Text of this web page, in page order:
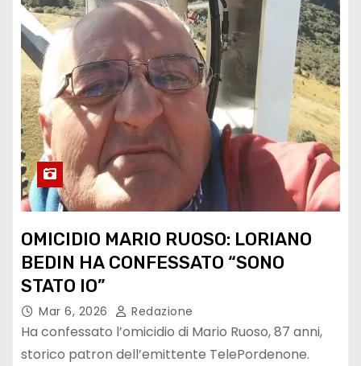
OMICIDIO MARIO RUOSO: LORIANO
BEDIN HA CONFESSATO “SONO
STATO IO”
Mar 6, 2026 Redazione
Ha confessato l’omicidio di Mario Ruoso, 87 anni,
storico patron dell’emittente TelePordenone.